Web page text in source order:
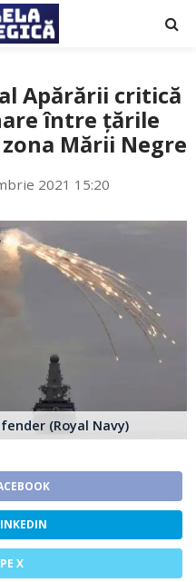
Apărării critică
între țările
Mării Negre
2021 15:20
(Royal Navy)
X